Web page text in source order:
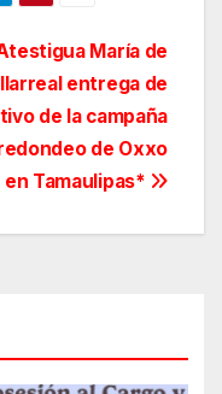
María de
entrega de
de la campaña
de Oxxo
en Tamaulipas*